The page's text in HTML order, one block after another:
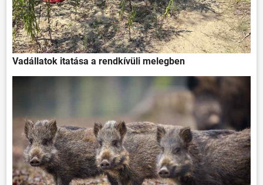
Vadállatok itatása a rendkívüli melegben